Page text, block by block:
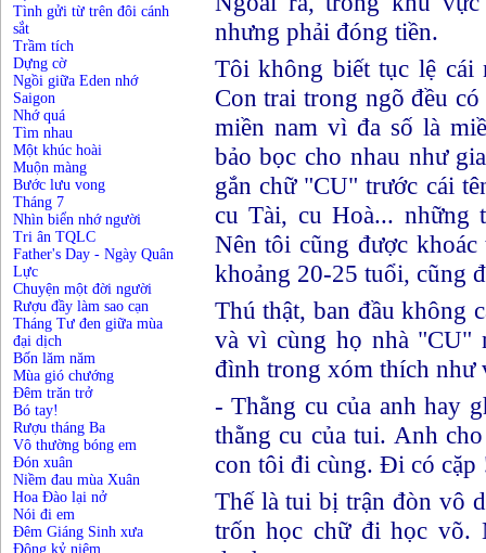
Tình gửi từ trên đôi cánh
sắt
Trầm tích
Dựng cờ
Ngồi giữa Eden nhớ
Saigon
Nhớ quá
Tìm nhau
Một khúc hoài
Muộn màng
Bước lưu vong
Tháng 7
Nhìn biển nhớ người
Tri ân TQLC
Father's Day - Ngày Quân
Lực
Chuyện một đời người
Rượu đầy làm sao cạn
Tháng Tư đen giữa mùa
đại dịch
Bốn lăm năm
Mùa gió chướng
Đêm trăn trở
Bó tay!
Rượu tháng Ba
Vô thường bóng em
Đón xuân
Niềm đau mùa Xuân
Hoa Đào lại nở
Nói đi em
Đêm Giáng Sinh xưa
Đông kỷ niệm
nhưng phải đóng tiền.
Tôi không biết tục lệ cái
Con trai trong ngõ đều
miền nam vì đa số là
bảo bọc cho nhau như
gắn chữ "CU" trước cái
cu Tài, cu Hoà... những
Nên tôi cũng được
khoảng 20-25 tuổi, cũng
Thú thật, ban đầu không
và vì cùng họ nhà "CU"
đình trong xóm thích như
- Thằng cu của anh hay
thằng cu của tui. Anh
con tôi đi cùng. Đi có cặp
Thế là tui bị trận đòn vô
trốn học chữ đi học võ.